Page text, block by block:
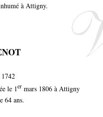
à Attigny.
1742
le 1er mars 1806 à Attigny
64 ans.